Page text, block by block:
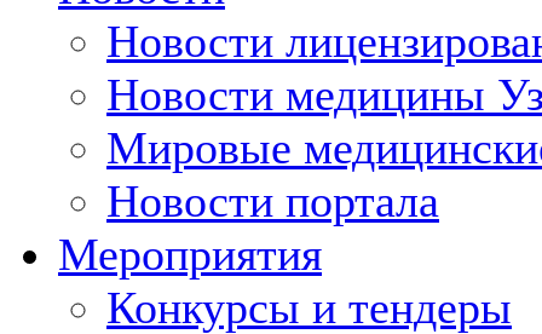
Новости
Новости медицины
Мировые
Новости портала
Мероприятия
Конкурсы и тендеры